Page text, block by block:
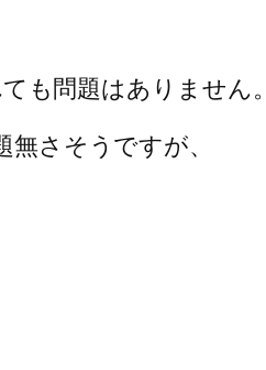
も問題はありません。
さそうですが、